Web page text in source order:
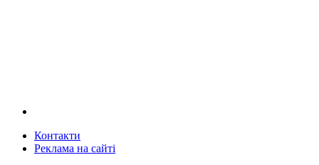
Контакти
Реклама на сайтi